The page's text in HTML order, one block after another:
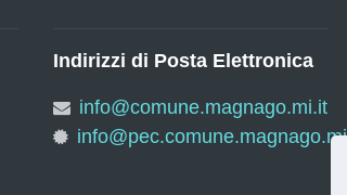
Indirizzi di Posta Elettronica
info@comune.magnago.mi.it